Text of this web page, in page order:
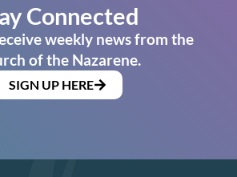
Connected
weekly news from the
of the Nazarene.
SIGN UP HERE